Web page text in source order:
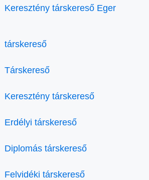
Keresztény társkereső Eger
társkereső
Társkereső
Keresztény társkereső
Erdélyi társkereső
Diplomás társkereső
Felvidéki társkereső